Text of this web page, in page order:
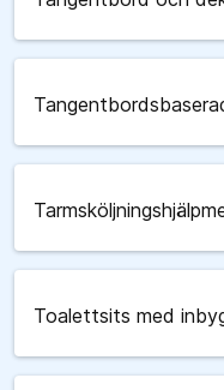
Toalettsits med